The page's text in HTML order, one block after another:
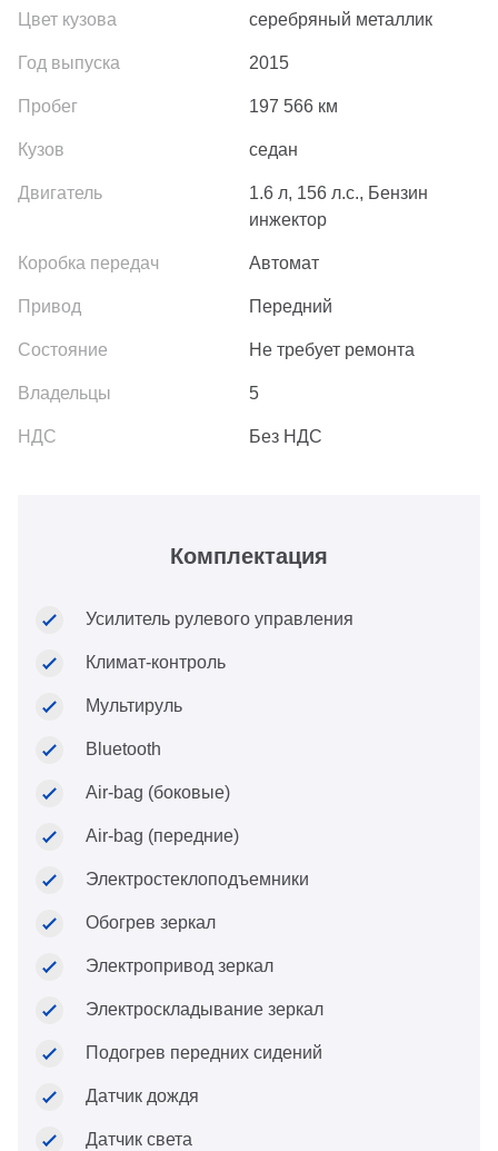
серебряный металлик
2015
197 566 км
седан
1.6 л, 156 л.с., Бензин
инжектор
Автомат
Передний
Не требует ремонта
5
Без НДС
Комплектация
Усилитель рулевого управления
Климат-контроль
Мультируль
Bluetooth
Air-bag (боковые)
Air-bag (передние)
Электростеклоподъемники
Обогрев зеркал
Электропривод зеркал
Электроскладывание зеркал
Подогрев передних сидений
Датчик дождя
Датчик света